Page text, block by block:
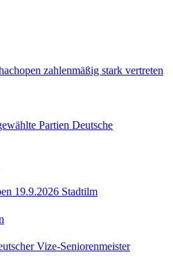
zahlenmäßig stark vertreten
Partien Deutsche
19.9.2026 Stadtilm
Vize-Seniorenmeister